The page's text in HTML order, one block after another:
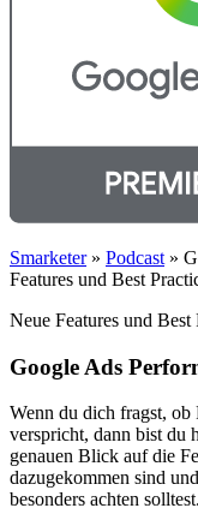
Smarketer» Podcast »
Features und Best
Neue Features und Best
Google Ads
Wenn du dich fragst,
verspricht, dann bist du
genauen Blick auf die
dazugekommen sind
besonders achten solltest.